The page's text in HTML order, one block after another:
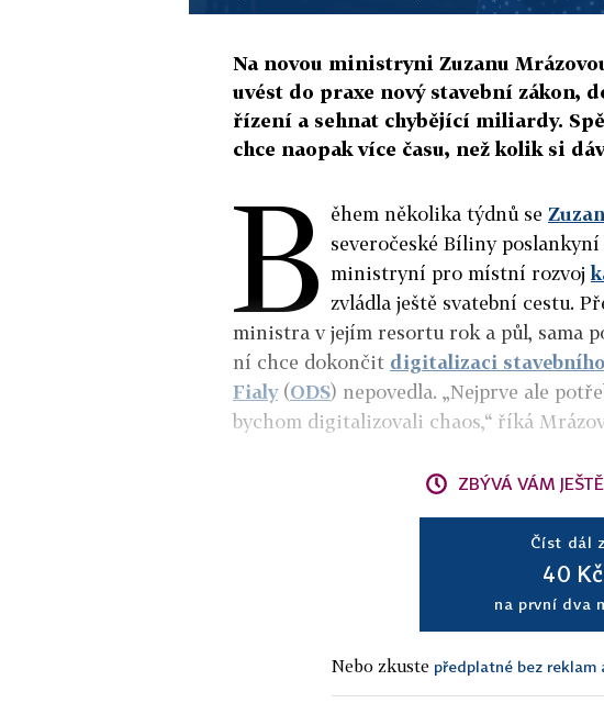
Na novou ministryni Zuzanu
uvést do praxe nový stavební zákon,
řízení a sehnat chybějící miliardy.
chce naopak více času, než kolik si
B ěhem několika týdnů se
severočeské Bíliny
ministryní pro místní rozvoj
zvládla ještě svatební cestu.
ministra v jejím resortu rok a půl, sama
ní chce dokončit digitalizaci
Fialy(ODS) nepovedla. „Nejprve ale
bychom digitalizovali chaos,“ říká
ZBÝVÁ VÁM
Číst dál
40 Kč
na první dva
Nebo zkuste předplatné bez